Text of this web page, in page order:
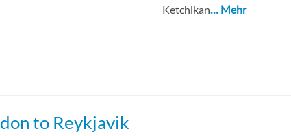
Ketchikan… Mehr
to Reykjavik